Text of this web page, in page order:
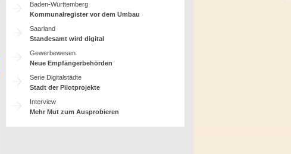
Baden-Württemberg
Kommunalregister vor dem Umbau
Saarland
Standesamt wird digital
Gewerbewesen
Neue Empfängerbehörden
Serie Digitalstädte
Stadt der Pilotprojekte
Interview
Mehr Mut zum Ausprobieren